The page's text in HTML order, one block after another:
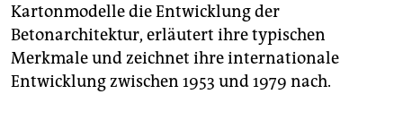
Kartonmodelle die Entwicklung der
Betonarchitektur, erläutert ihre typischen
Merkmale und zeichnet ihre internationale
Entwicklung zwischen 1953 und 1979 nach.